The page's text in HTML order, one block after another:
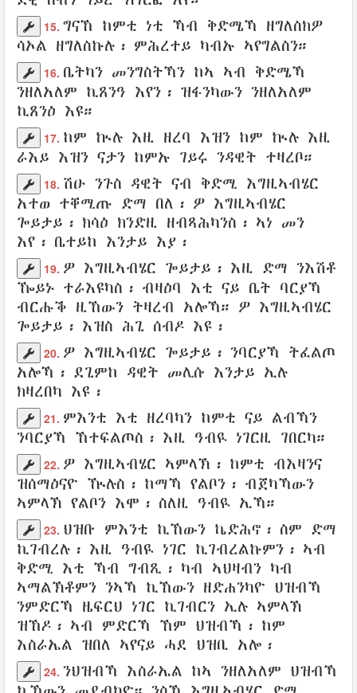
15. ግናኸ ከምቲ ነቲ ኻብ ቅድሜኻ ዘግለስክዎ
ሳኦል ዘግለስኩሉ፡ ምሕረተይ ካብኡ ኣየግልስን።
16. ቤትካን መንግስትኻን ከኣ ኣብ
ቅድሜኻ
ንዘለአለም ኪጸንዓ እየን ፡ ዝፋንካውን ንዘለአለም
ኪጸንዕ እዩ።
17. ከም ኲሉ እዚ ዘረባ እዝን ከም ኲሉ እዚ
ራእይ እዝን ናታን ከምኡ ገይሩ ንዳዊት ተዛረቦ።
18. ሽዑ ንጉስ ዳዊት ናብ ቅድሚ እግዚኣብሄር
አተወ ተቐሚጡ ድማ በለ ፡ ዎ እግዚኣብሄር
ጐይታይ ፡ ክሳዕ ክንድዚ ዘብጻሕካንስ ፡ ኣነ መን
እየ፡ ቤተይከ እንታይ እያ ፡
19. ዎ እግዚኣብሄር ጐይታይ ፡ እዚ ድማ ንእሽቶ
ዀይኑ ተራእዩካስ ፡ ብዛዕባ እቲ ናይ ቤት ባርያኻ
ብርሑቕ ዚኸውን ትዛረብ አሎኻ። ዎ እግዚኣብሄር
ጐይታይ፡ እዝስ ሕጊ ሰብዶ እዩ፡
20. ዎ እግዚኣብሄር ጐይታይ፡ ንባርያኻ ትፈልጦ
አሎኻ፡ ደጊምከ ዳዊት መሊሱ እንታይ ኢሉ
ክዛረበካ እዩ፡
21. ምእንቲ እቲ ዘረባካን ከምቲ ናይ ልብኻን
ንባርያኻ ኸተፍልጦስ ፡ እዚ ዓብዪ ነገርዚ ገበርካ።
22. ዎ እግዚኣብሄር ኣምላኽ ፡ ከምቲ ብእዛንና
ዝሰማዕናዮ ዂሉስ፡ ከማኻ የልቦን፡ ብጀካኻውን
ኣምላኽ የልቦን እሞ፡ ስለዚ ዓብዪ ኢኻ።
23. ህዝቡ ምእንቲ ኪኸውን ኬድሕኖ ፡ ስም ድማ
ኪገብረሉ ፡ እዚ ዓብዪ ነገር ኪገብረልኩምን፡ ኣብ
ቅድሚ እቲ ኻብ ግብጺ ፡ ካብ ኣህዛብን ካብ
ኣማልኽቶምን ንኣኻ ኪኸውን ዘድሐንካዮ ህዝብኻ
ንምድርኻ ዜፍርህ ነገር ኪገብርን ኢሉ ኣምላኽ
ዝኸዶ ፡ ኣብ ምድርኻ ኸም ህዝብኻ ፡ ከም
እስራኤል ዝበለ ኣየናይ ሓደ ህዝቢ አሎ፡
24. ንህዝብኻ እስራኤል ከኣ ንዘለአለም ህዝብኻ